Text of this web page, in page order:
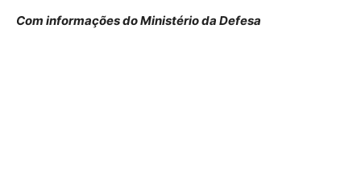
Com informações do Ministério da Defesa